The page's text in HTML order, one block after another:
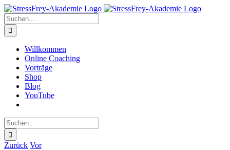
Zum
Inhalt
springen
Suche
nach:
Willkommen
Online Coaching
Vorträge
Shop
Blog
YouTube
Suche
nach:
Zurück Vor